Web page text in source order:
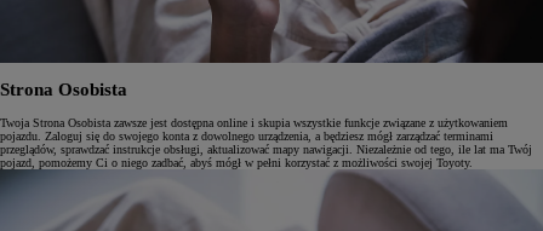
Strona Osobista
Twoja Strona Osobista zawsze jest dostępna online i skupia wszystkie funkcje związane z użytkowaniem
pojazdu. Zaloguj się do swojego konta z dowolnego urządzenia, a będziesz mógł zarządzać terminami
przeglądów, sprawdzać instrukcje obsługi, aktualizować mapy nawigacji. Niezależnie od tego, ile lat ma Twój
pojazd, pomożemy Ci o niego zadbać, abyś mógł w pełni korzystać z możliwości swojej Toyoty.